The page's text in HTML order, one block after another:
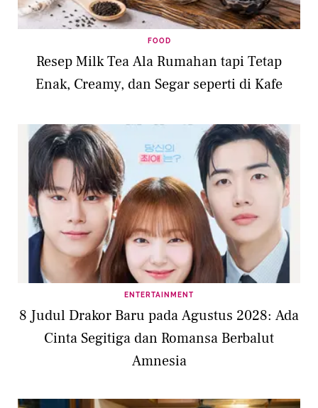
FOOD
Resep Milk Tea Ala Rumahan tapi Tetap
Enak, Creamy, dan Segar seperti di Kafe
ENTERTAINMENT
8 Judul Drakor Baru pada Agustus 2028: Ada
Cinta Segitiga dan Romansa Berbalut
Amnesia